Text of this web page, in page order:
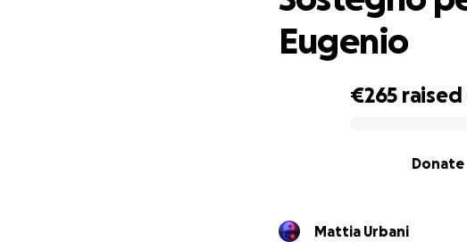
€265 raised
Donate
Eugenio
Mattia Urbani